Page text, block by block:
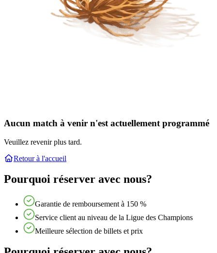
Aucun match à venir n'est actuellement programmé
Veuillez revenir plus tard.
Retour à l'accueil
Pourquoi réserver avec nous?
Garantie de remboursement à 150 %
Service client au niveau de la Ligue des Champions
Meilleure sélection de billets et prix